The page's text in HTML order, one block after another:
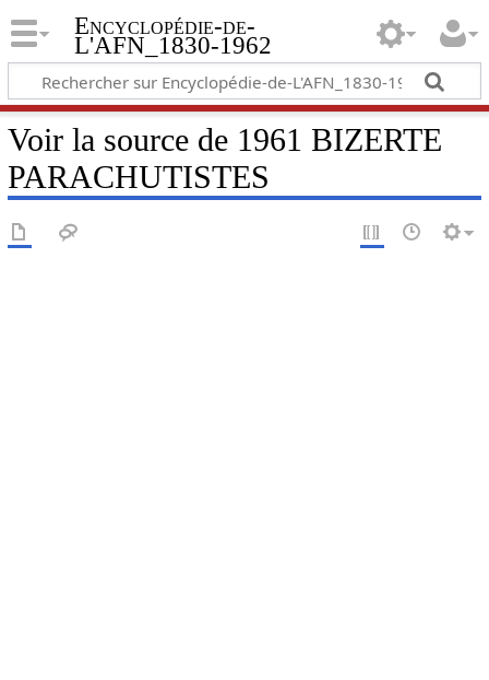
Encyclopédie-de-
L'AFN_1830-1962
Voir la source de 1961 BIZERTE
PARACHUTISTES